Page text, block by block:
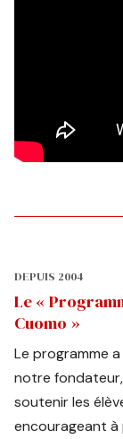
DEPUIS 2004
Le «
Cuomo »
Le programme
notre
soutenir les
encourageant à